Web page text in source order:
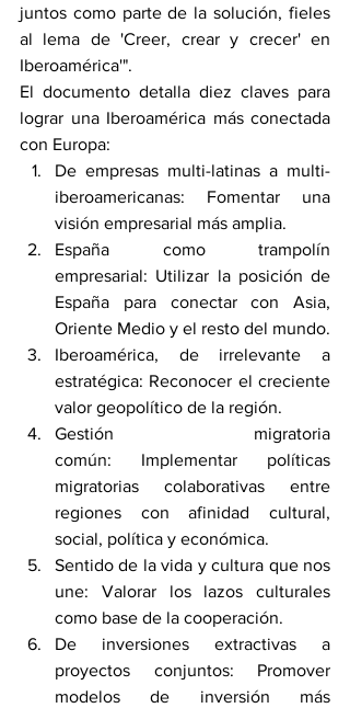
juntos como parte de la solución, fieles
al lema de 'Creer, crear y crecer' en
Iberoamérica'".
El documento detalla diez claves para
lograr una Iberoamérica más conectada
con Europa:
De empresas multi-latinas a multi-
iberoamericanas: Fomentar una
visión empresarial más amplia.
España como trampolín
empresarial: Utilizar la posición de
España para conectar con Asia,
Oriente Medio y el resto del mundo.
Iberoamérica, de irrelevante a
estratégica: Reconocer el creciente
valor geopolítico de la región.
Gestión migratoria
común: Implementar políticas
migratorias colaborativas entre
regiones con afinidad cultural,
social, política y económica.
Sentido de la vida y cultura que nos
une: Valorar los lazos culturales
como base de la cooperación.
De inversiones extractivas a
proyectos conjuntos: Promover
modelos de inversión más